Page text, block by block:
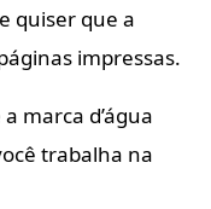
quiser que a
impressas.
marca d’água
trabalha na